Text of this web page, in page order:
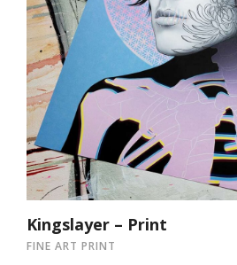
Kingslayer – Print
FINE ART PRINT